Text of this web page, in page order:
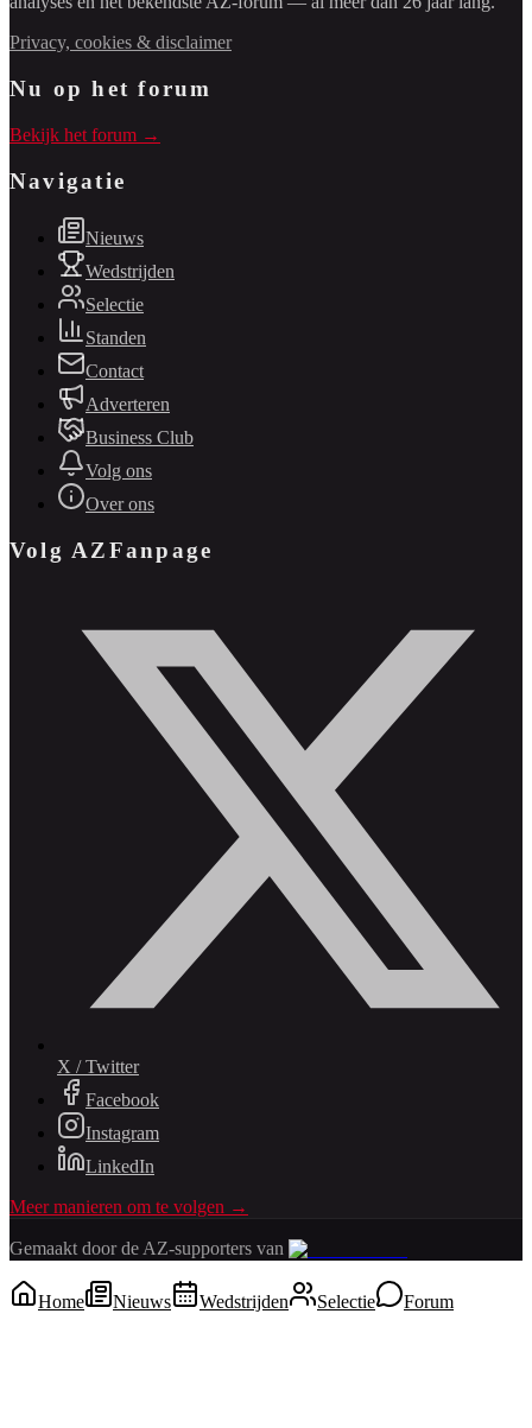
Privacy, cookies & disclaimer
Nu op het forum
Bekijk het forum →
Navigatie
Nieuws
Wedstrijden
Selectie
Standen
Contact
Adverteren
Business Club
Volg ons
Over ons
Volg AZFanpage
X / Twitter
Facebook
Instagram
LinkedIn
Meer manieren om te volgen →
Gemaakt door de AZ-supporters van
Home Nieuws Wedstrijden Selectie Forum